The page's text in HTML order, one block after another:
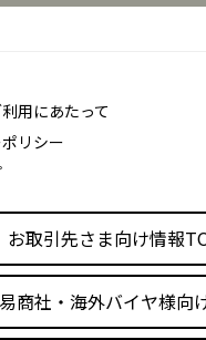
グ
体
社会活動
用にあたって
リシー
お取引先さま向け情報
商社・海外バイヤ様向